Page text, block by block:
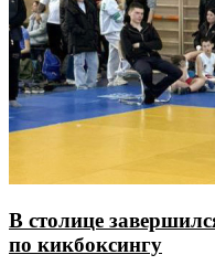
В столице
по кикбоксингу